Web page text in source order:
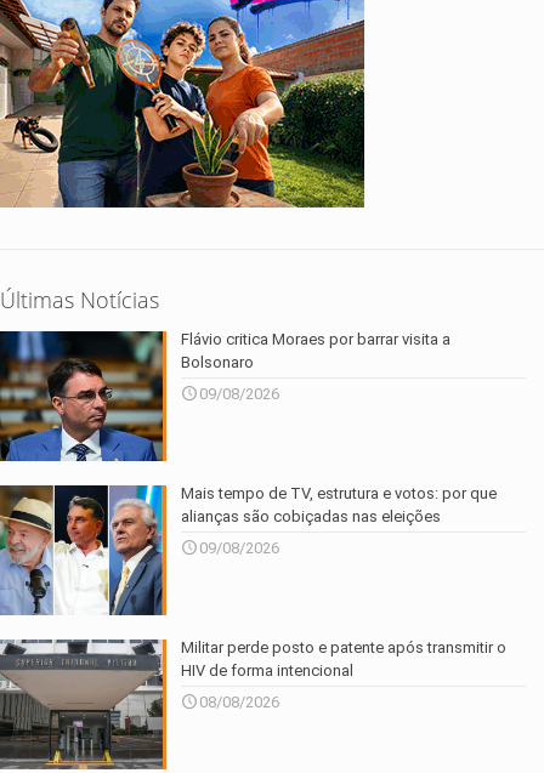
Últimas Notícias
Flávio critica Moraes por barrar visita a
Bolsonaro
09/08/2026
Mais tempo de TV, estrutura e votos: por que
alianças são cobiçadas nas eleições
09/08/2026
Militar perde posto e patente após transmitir o
HIV de forma intencional
08/08/2026